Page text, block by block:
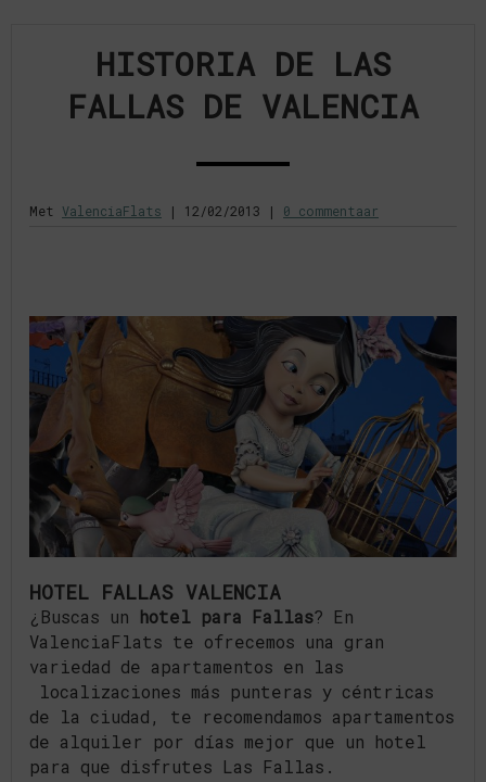
HISTORIA DE LAS
FALLAS DE VALENCIA
Met ValenciaFlats | 12/02/2013 | 0 commentaar
HOTEL FALLAS VALENCIA
¿Buscas un hotel para Fallas? En
ValenciaFlats te ofrecemos una gran
variedad de apartamentos en las
localizaciones más punteras y céntricas
de la ciudad, te recomendamos apartamentos
de alquiler por días mejor que un hotel
para que disfrutes Las Fallas.